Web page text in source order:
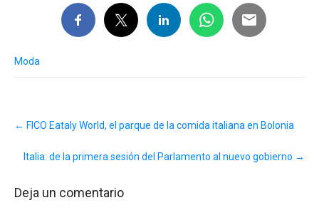
Moda
navigation
← FICO Eataly World, el parque de la comida italiana en Bolonia
Italia: de la primera sesión del Parlamento al nuevo gobierno →
Deja un comentario